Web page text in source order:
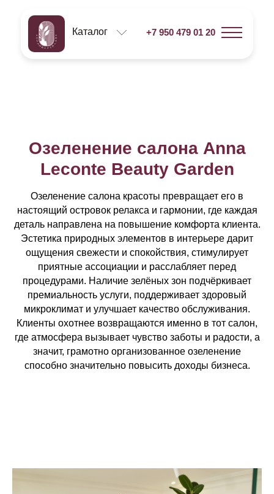
+7 950 479 01 20
Каталог
Озеленение салона Anna
Leconte Beauty Garden
Озеленение салона красоты превращает его в
настоящий островок релакса и гармонии, где каждая
деталь направлена на повышение комфорта клиента.
Эстетика природных элементов в интерьере дарит
ощущения свежести и спокойствия, стимулирует
приятные ассоциации и расслабляет перед
процедурами. Наличие зелёных зон подчёркивает
премиальность услуги, поддерживает здоровый
микроклимат и улучшает качество обслуживания.
Клиенты охотнее возвращаются именно в тот салон,
где атмосфера вызывает чувство заботы и радости, а
значит, грамотно организованное озеленение
способно значительно повысить доходы бизнеса.